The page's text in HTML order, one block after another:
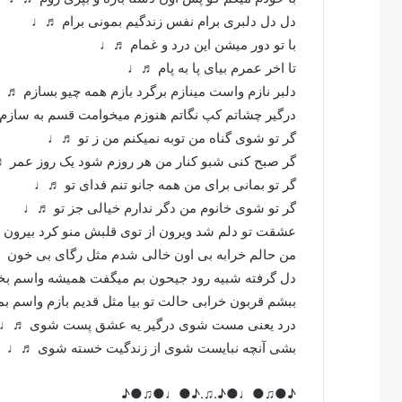
دل دل دلبری برام نفس زندگیم بمونی برام ♬♩
با تو دور میشن این درد و غمام ♬♩
تا اخر عمرم بیای پا به پام ♬♩
دلبر نازم واست مینازم برگرد بازم همه چیو بسازم
درگیر چشاتم کپ نگاتم هنوزم میخوامت قسم به
گر تو شوی گناه من توبه نمیکنم من ز تو ♬♩
گر صبح کنی شبو کنار من هر روزم شود یک روز
گر تو بمانی برای من همه جانو تنم فدای تو ♬♩
گر تو شوی خانوم من دگر ندارم خیالی جز تو ♬♩
عشقت تو دلم شد ویرون از توی قلبش منو کرد
من حالم خرابه بی اون خالی شدم مثل رگای بی
دل گرفته شبیه رود جیحون بم میگفت همیشه
ببشم قربون خرابی حالت تو بیا مثل قدیم بازم
درد یعنی مست شوی درگیر یه عشق پست شوی ♬♩
بشی آنچه نبایست شوی از زندگیت خسته شوی ♬♩
♪●♫●♩●♪.♫.♪●♩●♫●♪